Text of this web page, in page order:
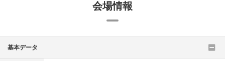
会場情報
基本データ